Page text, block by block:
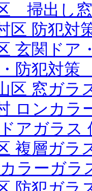
掃出し
区 防犯対
玄関ド
防犯対
区 窓ガラ
ロンカラ
アガラス
複層ガラ
ラーガラ